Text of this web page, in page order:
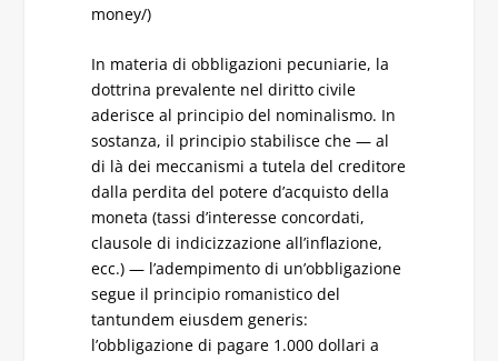
money/)
In materia di obbligazioni pecuniarie, la
dottrina prevalente nel diritto civile
aderisce al principio del nominalismo. In
sostanza, il principio stabilisce che — al
di là dei meccanismi a tutela del creditore
dalla perdita del potere d’acquisto della
moneta (tassi d’interesse concordati,
clausole di indicizzazione all’inflazione,
ecc.) — l’adempimento di un’obbligazione
segue il principio romanistico del
tantundem eiusdem generis:
l’obbligazione di pagare 1.000 dollari a